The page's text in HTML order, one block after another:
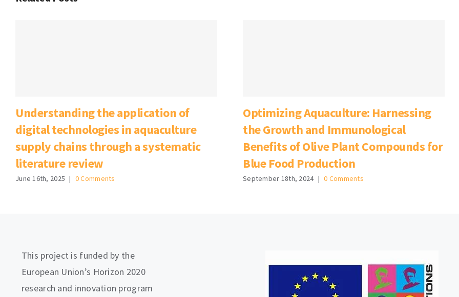
Understanding the application of
digital technologies in aquaculture
supply chains through a systematic
literature review
June 16th, 2025 | 0 Comments
Optimizing Aquaculture: Harnessing
the Growth and Immunological
Benefits of Olive Plant Compounds for
Blue Food Production
September 18th, 2024 | 0 Comments
This project is funded by the
European Union’s Horizon 2020
research and innovation program